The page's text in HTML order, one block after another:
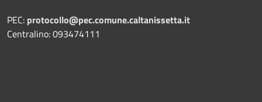
PEC: protocollo@pec.comune.caltanissetta.it
Centralino: 093474111